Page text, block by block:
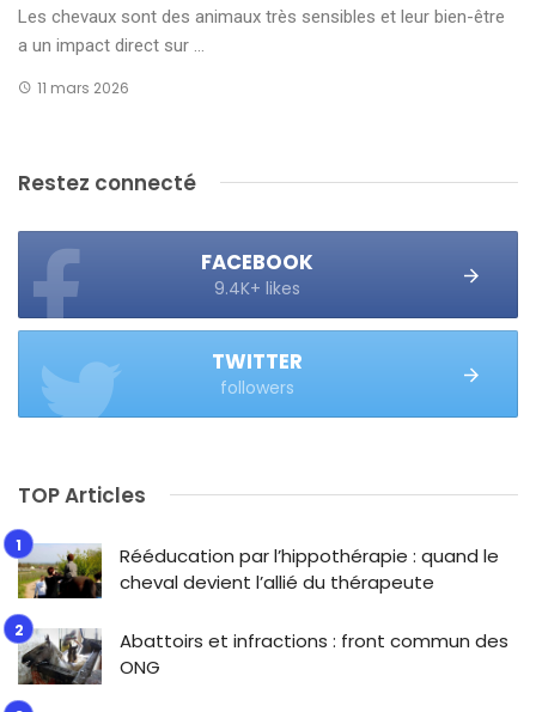
Les chevaux sont des animaux très sensibles et leur bien-être
a un impact direct sur ...
11 mars 2026
Restez connecté
FACEBOOK
9.4K+ likes
TWITTER
followers
TOP Articles
Rééducation par l’hippothérapie : quand le
cheval devient l’allié du thérapeute
Abattoirs et infractions : front commun des
ONG